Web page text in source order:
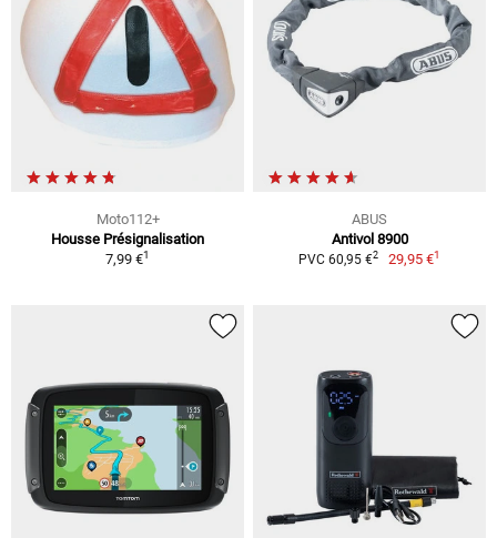
Moto112+
Housse Présignalisation
7,99 €1
ABUS
Antivol 8900
PVC 60,95 €2 29,95 €1